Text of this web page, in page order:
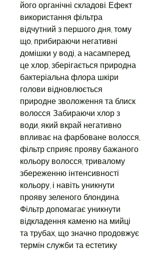
його органічні складові. Ефект
використання фільтра
відчутний з першого дня, тому
що, прибираючи негативні
домішки у воді, а насамперед,
це хлор, зберігається природна
бактеріальна флора шкіри
голови відновлюється
природне зволоження та блиск
волосся. Забираючи хлор з
води, який вкрай негативно
впливає на фарбоване волосся,
фільтр сприяє прояву бажаного
кольору волосся, тривалому
збереженню інтенсивності
кольору, і навіть уникнути
прояву зеленого блондина.
Фільтр допомагає уникнути
відкладення каменю на мийці
та трубах, що значно продовжує
термін служби та естетику